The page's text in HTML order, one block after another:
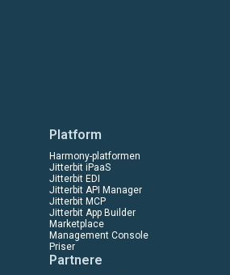
Platform
Harmony-platformen
Jitterbit iPaaS
Jitterbit EDI
Jitterbit API Manager
Jitterbit MCP
Jitterbit App Builder
Marketplace
Management Console
Priser
Partnere